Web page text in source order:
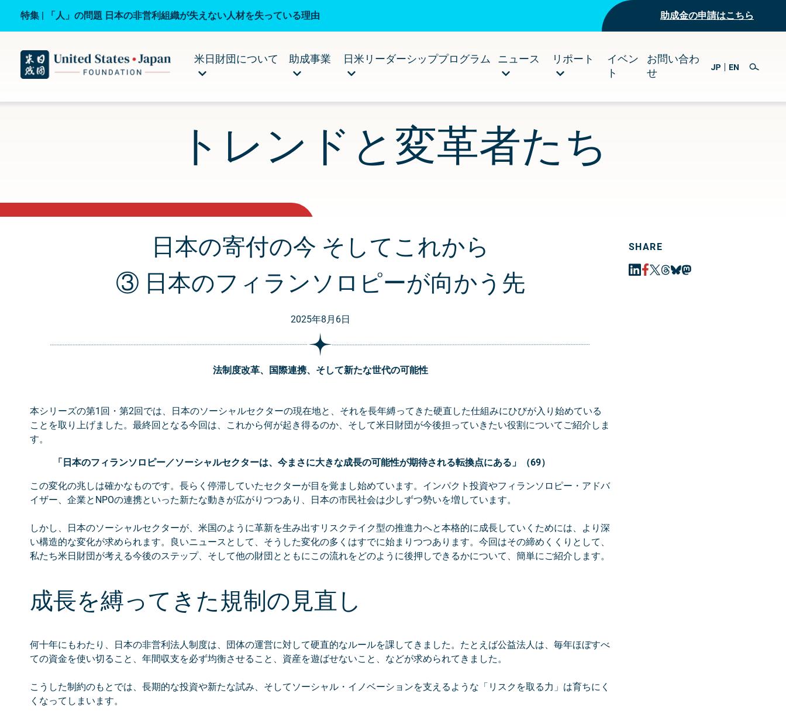
特集 | 「人」の問題 日本の非営利組織が失えない人材を失っている理由 助成金の申請はこちら
米日財団について 助成事業 日米リーダーシッププログラム ニュース リポート
イベン
ト
お問い合わ
せ
トレンドと変革者たち
日本の寄付の今 そしてこれから
③ 日本のフィランソロピーが向かう先
2025年8月6日
法制度改革、国際連携、そして新たな世代の可能性
本シリーズの第1回・第2回では、日本のソーシャルセクターの現在地と、それを長年縛ってきた硬直した仕組みにひびが入り始めている
ことを取り上げました。最終回となる今回は、これから何が起き得るのか、そして米日財団が今後担っていきたい役割についてご紹介しま
す。
「日本のフィランソロピー／ソーシャルセクターは、今まさに大きな成長の可能性が期待される転換点にある」（69）
この変化の兆しは確かなものです。長らく停滞していたセクターが目を覚まし始めています。インパクト投資やフィランソロピー・アドバ
イザー、企業とNPOの連携といった新たな動きが広がりつつあり、日本の市民社会は少しずつ勢いを増しています。
しかし、日本のソーシャルセクターが、米国のように革新を生み出すリスクテイク型の推進力へと本格的に成長していくためには、より深
い構造的な変化が求められます。良いニュースとして、そうした変化の多くはすでに始まりつつあります。今回はその締めくくりとして、
私たち米日財団が考える今後のステップ、そして他の財団とともにこの流れをどのように後押しできるかについて、簡単にご紹介します。
成長を縛ってきた規制の見直し
何十年にもわたり、日本の非営利法人制度は、団体の運営に対して硬直的なルールを課してきました。たとえば公益法人は、毎年ほぼすべ
ての資金を使い切ること、年間収支を必ず均衡させること、資産を遊ばせないこと、などが求められてきました。
こうした制約のもとでは、長期的な投資や新たな試み、そしてソーシャル・イノベーションを支えるような「リスクを取る力」は育ちにく
くなってしまいます。
SHARE